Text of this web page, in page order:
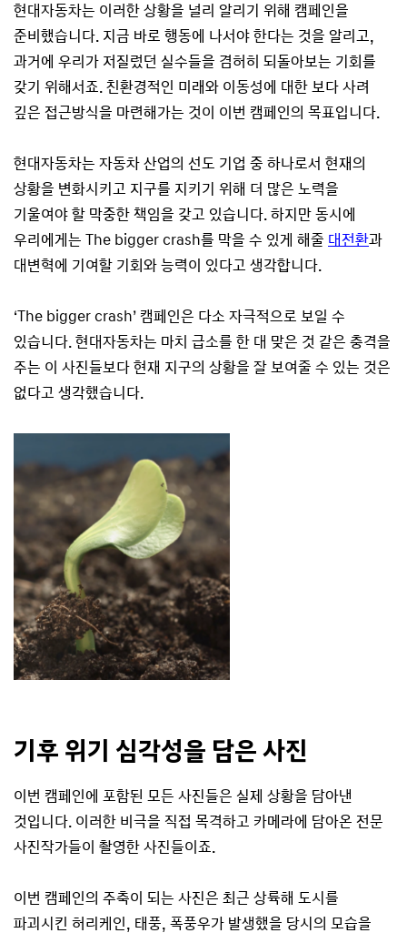
현대자동차는 이러한 상황을 널리 알리기 위해 캠페인을
준비했습니다. 지금 바로 행동에 나서야 한다는 것을 알리고,
과거에 우리가 저질렀던 실수들을 겸허히 되돌아보는 기회를
갖기 위해서죠. 친환경적인 미래와 이동성에 대한 보다 사려
깊은 접근방식을 마련해가는 것이 이번 캠페인의 목표입니다.
현대자동차는 자동차 산업의 선도 기업 중 하나로서 현재의
상황을 변화시키고 지구를 지키기 위해 더 많은 노력을
기울여야 할 막중한 책임을 갖고 있습니다. 하지만 동시에
우리에게는 The bigger crash를 막을 수 있게 해줄 대전환과
대변혁에 기여할 기회와 능력이 있다고 생각합니다.
‘The bigger crash’ 캠페인은 다소 자극적으로 보일 수
있습니다. 현대자동차는 마치 급소를 한 대 맞은 것 같은 충격을
주는 이 사진들보다 현재 지구의 상황을 잘 보여줄 수 있는 것은
없다고 생각했습니다.
기후 위기 심각성을 담은 사진
이번 캠페인에 포함된 모든 사진들은 실제 상황을 담아낸
것입니다. 이러한 비극을 직접 목격하고 카메라에 담아온 전문
사진작가들이 촬영한 사진들이죠.
이번 캠페인의 주축이 되는 사진은 최근 상륙해 도시를
파괴시킨 허리케인, 태풍, 폭풍우가 발생했을 당시의 모습을